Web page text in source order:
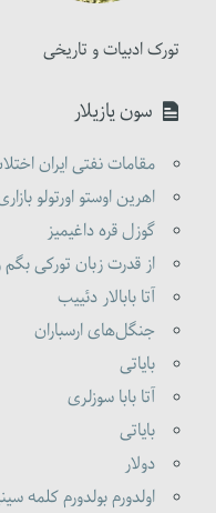
تورک ادبیات و تاریخی
سون یازیلار
مقامات نفتی ایران
اهرین اوستو اورتولو
گوزل قره داغیمیز
از قدرت زبان تورکی
آتا بابالار دئییب
جنگل‌های ارسباران
بایاتی
آتا بابا سوزلری
بایاتی
دولار